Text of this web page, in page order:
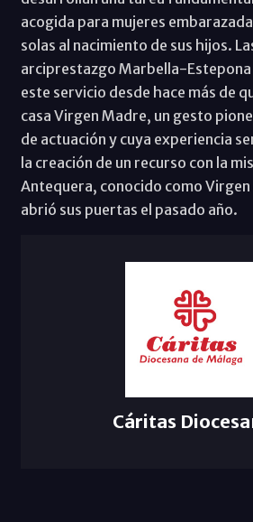
acogida para mujeres
solas al nacimiento de sus hijos.
arciprestazgo Marbella-
este servicio desde hace más de
casa Virgen Madre, un gesto
de actuación y cuya experiencia
la creación de un recurso con la
Antequera, conocido como Virgen
abrió sus puertas el pasado año.
Cáritas